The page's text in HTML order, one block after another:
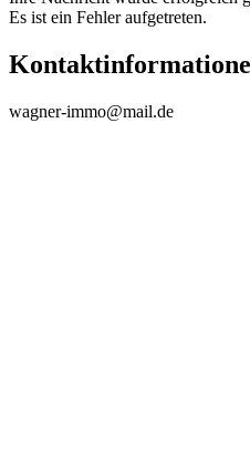
Es ist ein Fehler aufgetreten.
wagner-immo@mail.de